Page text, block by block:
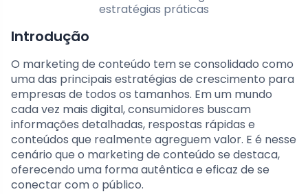
Introdução
O marketing de conteúdo tem se consolidado como
uma das principais estratégias de crescimento para
empresas de todos os tamanhos. Em um mundo
cada vez mais digital, consumidores buscam
informações detalhadas, respostas rápidas e
conteúdos que realmente agreguem valor. E é nesse
cenário que o marketing de conteúdo se destaca,
oferecendo uma forma autêntica e eficaz de se
conectar com o público.